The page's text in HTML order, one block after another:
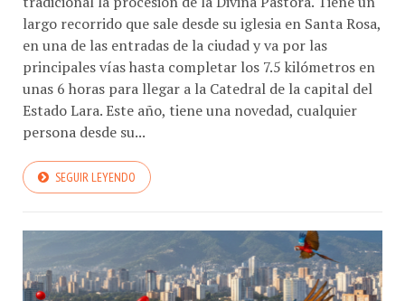
largo recorrido que sale desde su iglesia en Santa Rosa,
en una de las entradas de la ciudad y va por las
principales vías hasta completar los 7.5 kilómetros en
unas 6 horas para llegar a la Catedral de la capital del
Estado Lara. Este año, tiene una novedad, cualquier
persona desde su...
SEGUIR LEYENDO